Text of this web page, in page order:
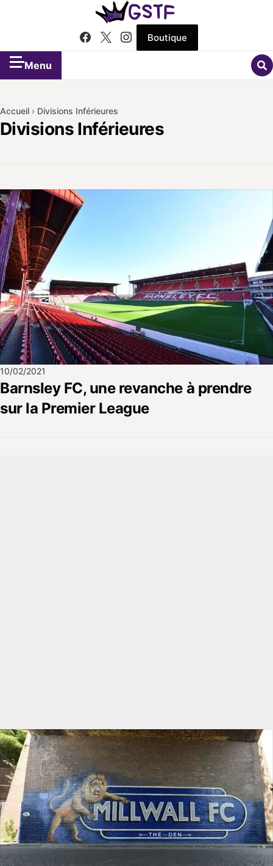
Boutique
Menu
Accueil › Divisions Inférieures
Divisions Inférieures
10/02/2021
Barnsley FC, une revanche à prendre
sur la Premier League